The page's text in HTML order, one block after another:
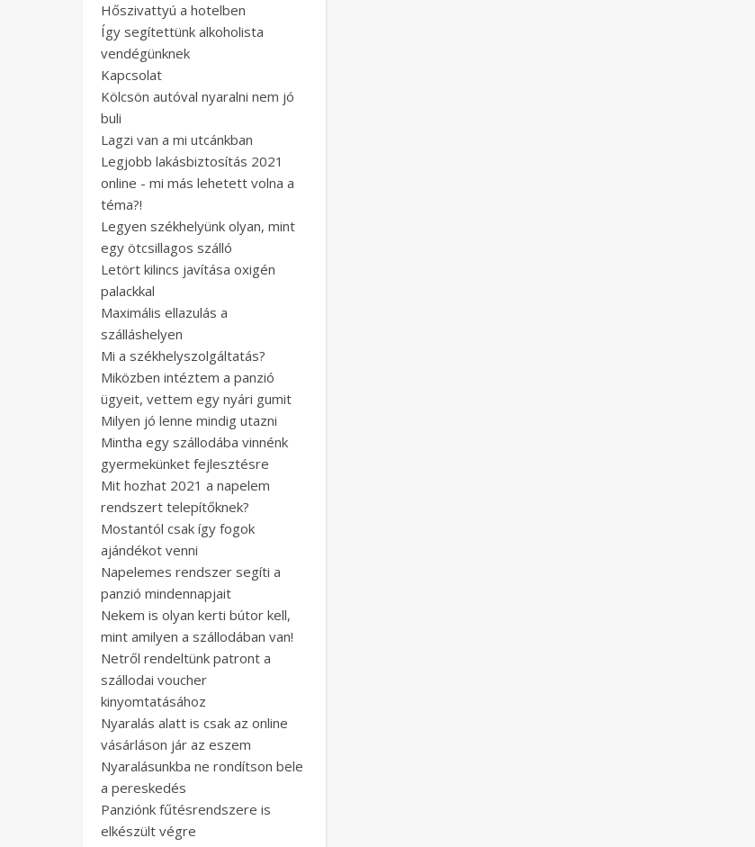
Hőszivattyú a hotelben
Így segítettünk alkoholista
vendégünknek
Kapcsolat
Kölcsön autóval nyaralni nem jó
buli
Lagzi van a mi utcánkban
Legjobb lakásbiztosítás 2021
online - mi más lehetett volna a
téma?!
Legyen székhelyünk olyan, mint
egy ötcsillagos szálló
Letört kilincs javítása oxigén
palackkal
Maximális ellazulás a
szálláshelyen
Mi a székhelyszolgáltatás?
Miközben intéztem a panzió
ügyeit, vettem egy nyári gumit
Milyen jó lenne mindig utazni
Mintha egy szállodába vinnénk
gyermekünket fejlesztésre
Mit hozhat 2021 a napelem
rendszert telepítőknek?
Mostantól csak így fogok
ajándékot venni
Napelemes rendszer segíti a
panzió mindennapjait
Nekem is olyan kerti bútor kell,
mint amilyen a szállodában van!
Netről rendeltünk patront a
szállodai voucher
kinyomtatásához
Nyaralás alatt is csak az online
vásárláson jár az eszem
Nyaralásunkba ne rondítson bele
a pereskedés
Panziónk fűtésrendszere is
elkészült végre